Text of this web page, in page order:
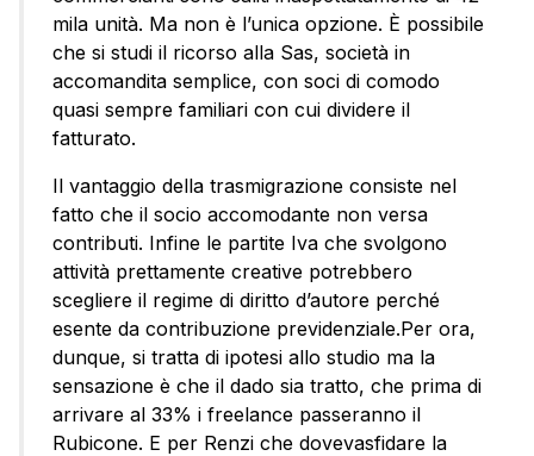
mila unità. Ma non è l’unica opzione. È possibile
che si studi il ricorso alla Sas, società in
accomandita semplice, con soci di comodo
quasi sempre familiari con cui dividere il
fatturato.
Il vantaggio della trasmigrazione consiste nel
fatto che il socio accomodante non versa
contributi. Infine le partite Iva che svolgono
attività prettamente creative potrebbero
scegliere il regime di diritto d’autore perché
esente da contribuzione previdenziale.Per ora,
dunque, si tratta di ipotesi allo studio ma la
sensazione è che il dado sia tratto, che prima di
arrivare al 33% i freelance passeranno il
Rubicone. E per Renzi che dovevasfidare la